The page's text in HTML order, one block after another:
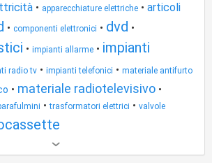
• apparecchiature elettriche • articoli
• componenti elettronici • dvd •
• impianti allarme • impianti
radio tv • impianti telefonici • materiale antifurto
• materiale radiotelevisivo •
•trasformatori elettrici • valvole
Altri